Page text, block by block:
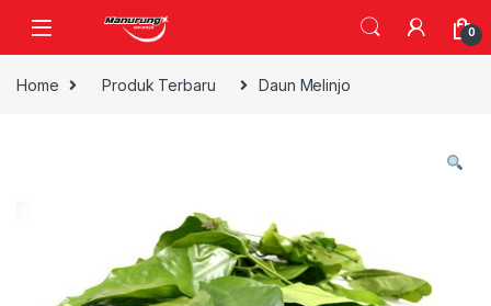
0
Home Produk Terbaru Daun Melinjo